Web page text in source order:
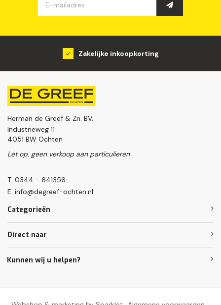
Groot assortiment
Herman de Greef & Zn. BV.
Industrieweg 11
4051 BW Ochten
Let op, geen verkoop aan particulieren
T: 0344 - 641356
E: info@degreef-ochten.nl
Categorieën
Direct naar
Kunnen wij u helpen?